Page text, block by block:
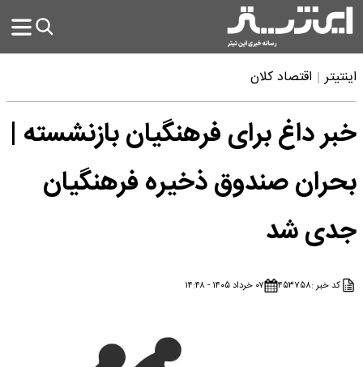
اینتیتر اقتصاد کلان
خبر داغ برای فرهنگیان بازنشسته |
بحران صندوق ذخیره فرهنگیان
جدی شد
کد خبر :۴۵۳۷۵۸ ۰۷ خرداد ۱۴۰۵ - ۱۴:۴۸